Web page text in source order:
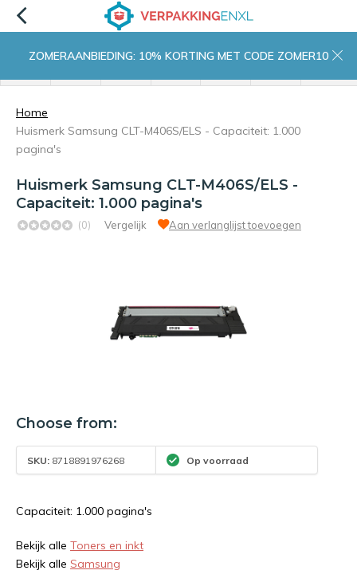
ZOMERAANBIEDING: 10% KORTING MET CODE ZOMER10
Home
Huismerk Samsung CLT-M406S/ELS - Capaciteit: 1.000
pagina's
Huismerk Samsung CLT-M406S/ELS -
Capaciteit: 1.000 pagina's
(0) Vergelijk Aan verlanglijst toevoegen
Choose from:
SKU: 8718891976268 Op voorraad
Capaciteit: 1.000 pagina's
Bekijk alle Toners en inkt
Bekijk alle Samsung